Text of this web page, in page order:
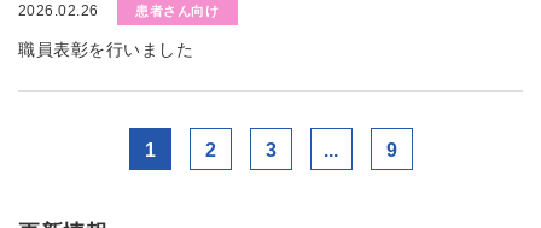
2026.02.26 患者さん向け
職員表彰を行いました
1 2 3 ... 9